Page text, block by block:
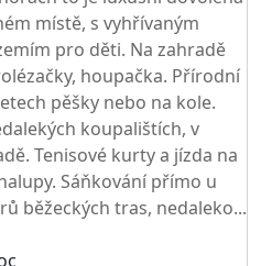
místě, s vyhřívaným
pro děti. Na zahradě
houpačka. Přírodní
pěšky nebo na kole.
koupalištích, v
Tenisové kurty a jízda na
Sáňkování přímo u
běžeckých tras, nedaleko...